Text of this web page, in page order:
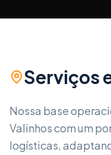
Serviços
Nossa base
Valinhoscom um
logísticas,